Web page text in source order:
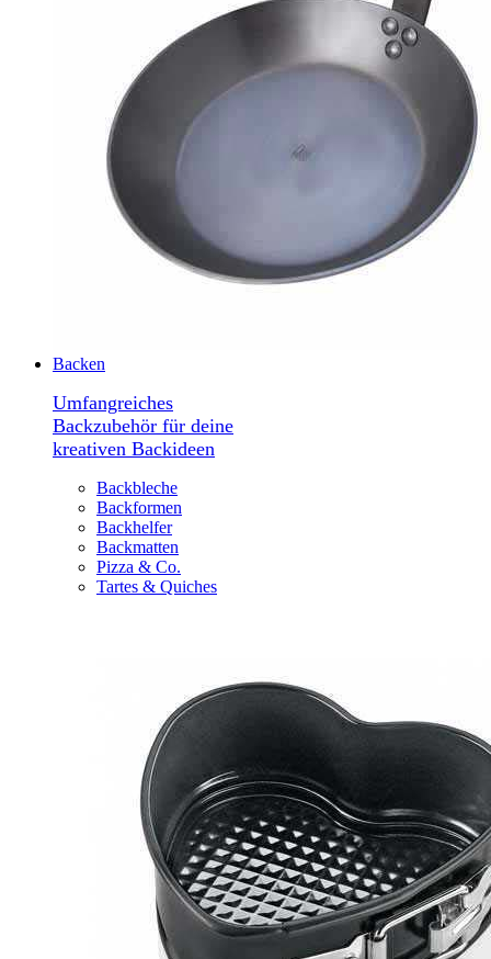
Backen
Umfangreiches
Backzubehör für deine
kreativen Backideen
Backbleche
Backformen
Backhelfer
Backmatten
Pizza & Co.
Tartes & Quiches